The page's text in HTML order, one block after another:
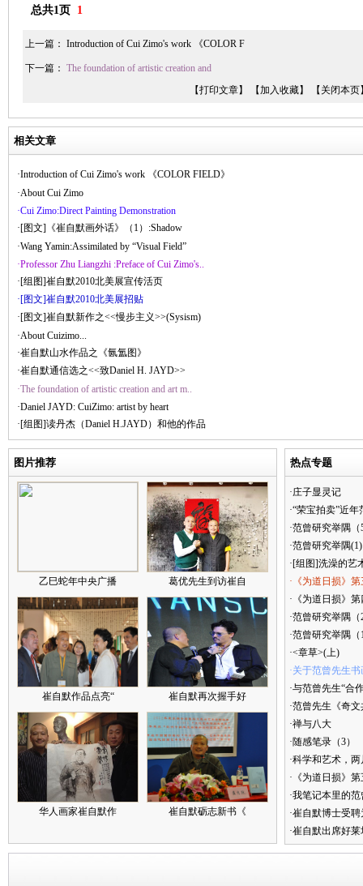
总共1页 1
上一篇： Introduction of Cui Zimo's work 《COLOR F
下一篇： The foundation of artistic creation and
【打印文章】
【加入收藏】 【关闭本页
相关文章
·Introduction of Cui Zimo's work 《COLOR FIELD》
·About Cui Zimo
·Cui Zimo:Direct Painting Demonstration
·[图文]《崔自默画外话》（1）:Shadow
·Wang Yamin:Assimilated by “Visual Field”
·Professor Zhu Liangzhi :Preface of Cui Zimo's..
·[组图]崔自默2010北美展宣传活页
·[图文]崔自默2010北美展招贴
·[图文]崔自默新作之<<慢步主义>>(Sysism)
·About Cuizimo...
·崔自默山水作品之《氤氲图》
·崔自默通信选之<<致Daniel H. JAYD>>
·The foundation of artistic creation and art m..
·Daniel JAYD: CuiZimo: artist by heart
·[组图]读丹杰（Daniel H.JAYD）和他的作品
图片推荐
乙巳蛇年中央广播 葛优先生到访崔自
崔自默作品点亮“ 崔自默再次握手好
华人画家崔自默作 崔自默砺志新书《
热点专题
·庄子显灵记
·“荣宝拍卖”近
·范曾研究举隅（
·范曾研究举隅(1)
·[组图]洗澡的艺
·《为道日损》
·《为道日损》
·范曾研究举隅（
·范曾研究举隅（
·<章草>(上)
·关于范曾先生
·与范曾先生“合
·范曾先生《奇
·禅与八大
·随感笔录（3）
·科学和艺术，
·《为道日损》
·我笔记本里的
·崔自默博士受
·崔自默出席好